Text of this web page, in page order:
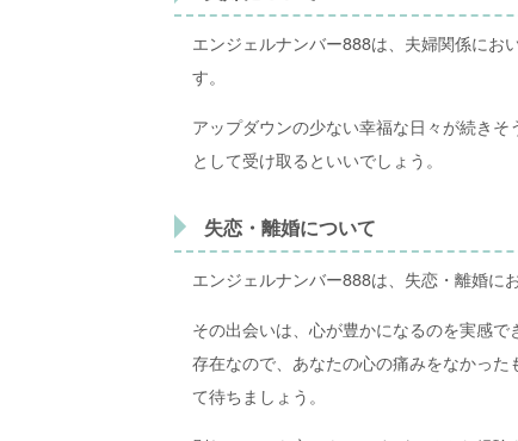
エンジェルナンバー888は、夫婦関係におい
す。
アップダウンの少ない幸福な日々が続き
として受け取るといいでしょう。
失恋・離婚について
エンジェルナンバー888は、失恋・離婚にお
その出会いは、心が豊かになるのを実感
存在なので、あなたの心の痛みをなかっ
て待ちましょう。